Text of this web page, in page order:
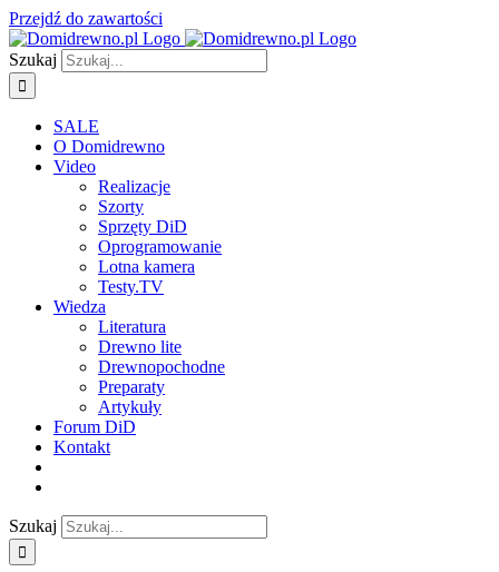
Przejdź do zawartości
Szukaj
SALE
O Domidrewno
Video
Realizacje
Szorty
Sprzęty DiD
Oprogramowanie
Lotna kamera
Testy.TV
Wiedza
Literatura
Drewno lite
Drewnopochodne
Preparaty
Artykuły
Forum DiD
Kontakt
Szukaj